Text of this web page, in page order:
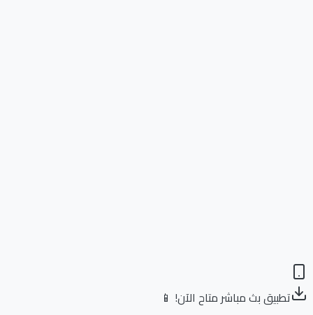
تطبيق بث مباشر متاح الآن! 📱